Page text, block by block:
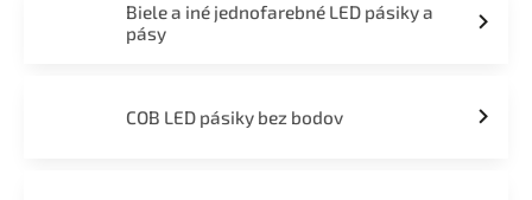
Biele a iné jednofarebné LED pásiky a
pásy
COB LED pásiky bez bodov